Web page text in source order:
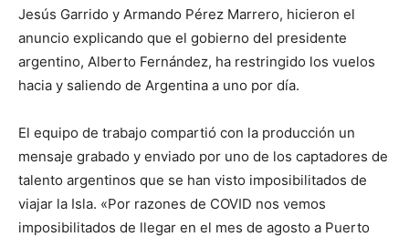
Jesús Garrido y Armando Pérez Marrero, hicieron el
anuncio explicando que el gobierno del presidente
argentino, Alberto Fernández, ha restringido los vuelos
hacia y saliendo de Argentina a uno por día.
El equipo de trabajo compartió con la producción un
mensaje grabado y enviado por uno de los captadores de
talento argentinos que se han visto imposibilitados de
viajar la Isla. «Por razones de COVID nos vemos
imposibilitados de llegar en el mes de agosto a Puerto